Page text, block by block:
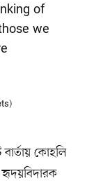
of
we
কোহলি